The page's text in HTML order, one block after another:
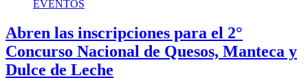
EVENTOS
Abren las inscripciones para el 2°
Concurso Nacional de Quesos, Manteca y
Dulce de Leche